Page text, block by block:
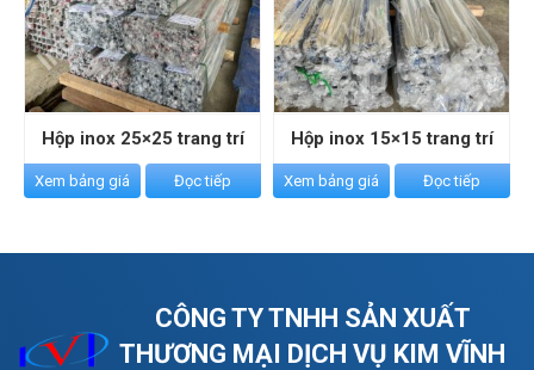
Hộp inox 25×25 trang trí
Xem bảng giá Đọc tiếp
Hộp inox 15×15 trang trí
Xem bảng giá Đọc tiếp
CÔNG TY TNHH SẢN XUẤT
THƯƠNG MẠI DỊCH VỤ KIM VĨNH